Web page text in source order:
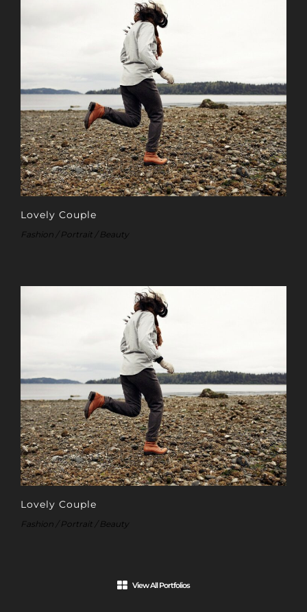
Lovely Couple
Fashion / Portrait / Beauty
Lovely Couple
Fashion / Portrait / Beauty
View All Portfolios